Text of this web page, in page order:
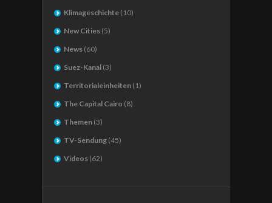
Klimageschichte (10)
New Cities (5)
News (60)
Suez-Kanal (3)
Territorialeinheiten (1)
The Capital Cairo (8)
Themen (3)
TV-Sendung (45)
Videos (62)